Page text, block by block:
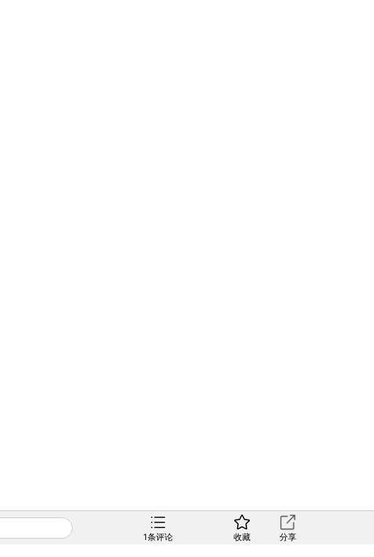
1条评论 收藏 分享